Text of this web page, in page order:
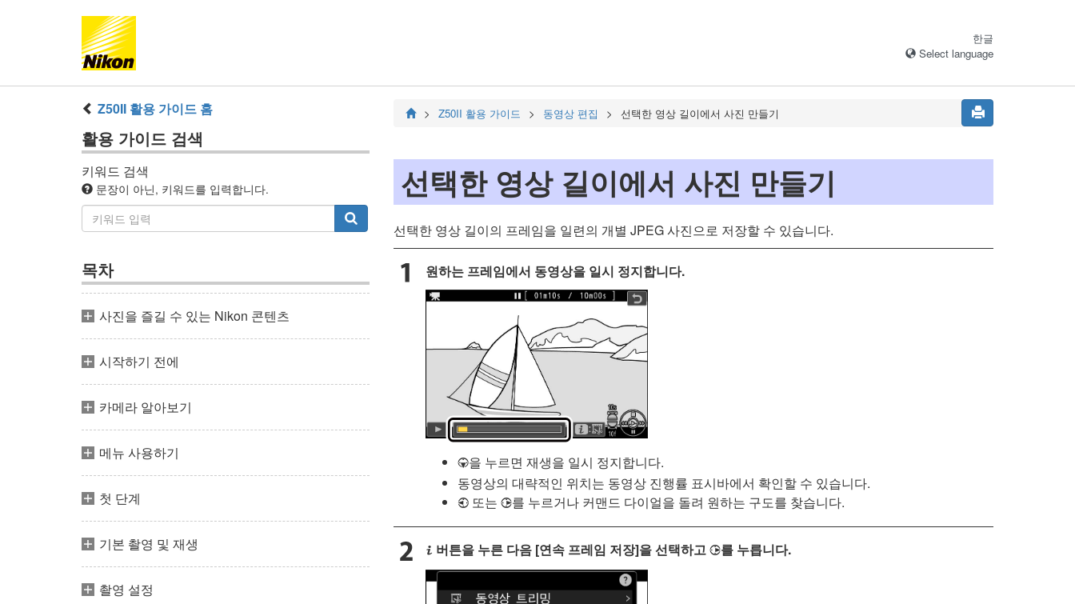
한글
Select language
Z50II 활용 가이드 홈
활용 가이드 검색
키워드 검색
문장이 아닌, 키워드를 입력합니다.
목차
사진을 즐길 수 있는 Nikon 콘텐츠
시작하기 전에
카메라 알아보기
메뉴 사용하기
첫 단계
기본 촬영 및 재생
촬영 설정
Z50II 활용 가이드 동영상 편집 선택한 영상 길이에서 사진 만들기
선택한 영상 길이에서 사진 만들기
선택한 영상 길이의 프레임을 일련의 개별 JPEG 사진으로 저장할 수 있습니다.
원하는 프레임에서 동영상을 일시 정지합니다.
3을 누르면 재생을 일시 정지합니다.
동영상의 대략적인 위치는 동영상 진행률 표시바에서 확인할 수 있습니다.
4 또는 2를 누르거나 커맨드 다이얼을 돌려 원하는 구도를 찾습니다.
i 버튼을 누른 다음 [연속 프레임 저장]을 선택하고 2를 누릅니다.